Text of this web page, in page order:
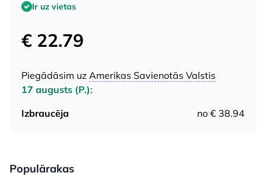
Ir uz vietas
€ 22.79
Piegādāsim uz Amerikas Savienotās Valstis
17 augusts (P.):
Izbraucēja
no € 38.94
Populārakas